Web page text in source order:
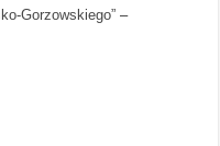
Gorzowskiego” –